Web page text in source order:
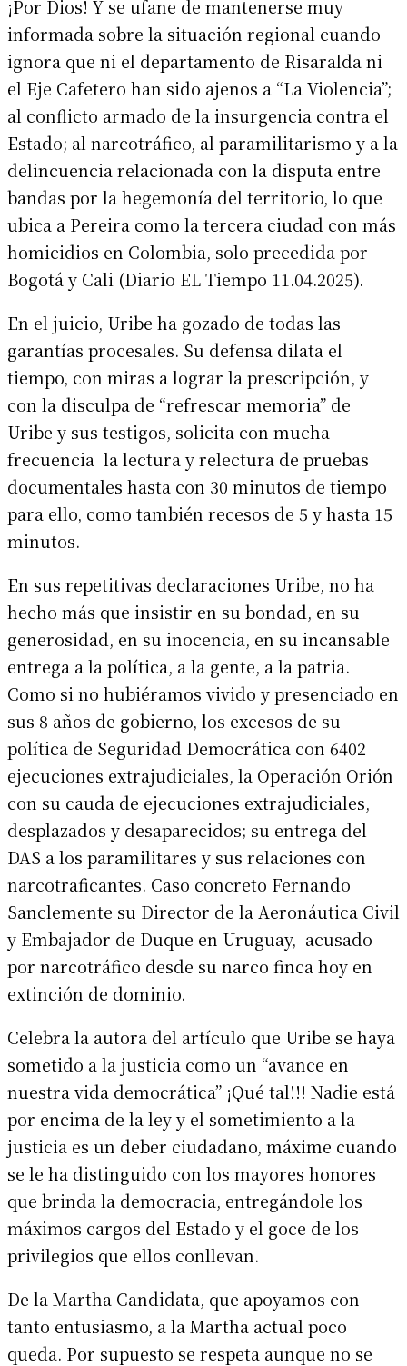
¡Por Dios! Y se ufane de mantenerse muy
informada sobre la situación regional cuando
ignora que ni el departamento de Risaralda ni
el Eje Cafetero han sido ajenos a “La Violencia”;
al conflicto armado de la insurgencia contra el
Estado; al narcotráfico, al paramilitarismo y a la
delincuencia relacionada con la disputa entre
bandas por la hegemonía del territorio, lo que
ubica a Pereira como la tercera ciudad con más
homicidios en Colombia, solo precedida por
Bogotá y Cali (Diario EL Tiempo 11.04.2025).
En el juicio, Uribe ha gozado de todas las
garantías procesales. Su defensa dilata el
tiempo, con miras a lograr la prescripción, y
con la disculpa de “refrescar memoria” de
Uribe y sus testigos, solicita con mucha
frecuencia la lectura y relectura de pruebas
documentales hasta con 30 minutos de tiempo
para ello, como también recesos de 5 y hasta 15
minutos.
En sus repetitivas declaraciones Uribe, no ha
hecho más que insistir en su bondad, en su
generosidad, en su inocencia, en su incansable
entrega a la política, a la gente, a la patria.
Como si no hubiéramos vivido y presenciado en
sus 8 años de gobierno, los excesos de su
política de Seguridad Democrática con 6402
ejecuciones extrajudiciales, la Operación Orión
con su cauda de ejecuciones extrajudiciales,
desplazados y desaparecidos; su entrega del
DAS a los paramilitares y sus relaciones con
narcotraficantes. Caso concreto Fernando
Sanclemente su Director de la Aeronáutica Civil
y Embajador de Duque en Uruguay, acusado
por narcotráfico desde su narco finca hoy en
extinción de dominio.
Celebra la autora del artículo que Uribe se haya
sometido a la justicia como un “avance en
nuestra vida democrática” ¡Qué tal!!! Nadie está
por encima de la ley y el sometimiento a la
justicia es un deber ciudadano, máxime cuando
se le ha distinguido con los mayores honores
que brinda la democracia, entregándole los
máximos cargos del Estado y el goce de los
privilegios que ellos conllevan.
De la Martha Candidata, que apoyamos con
tanto entusiasmo, a la Martha actual poco
queda. Por supuesto se respeta aunque no se